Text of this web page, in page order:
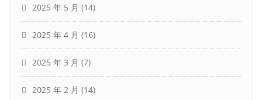
2025 年 5 月 (14)
2025 年 4 月 (16)
2025 年 3 月 (7)
2025 年 2 月 (14)